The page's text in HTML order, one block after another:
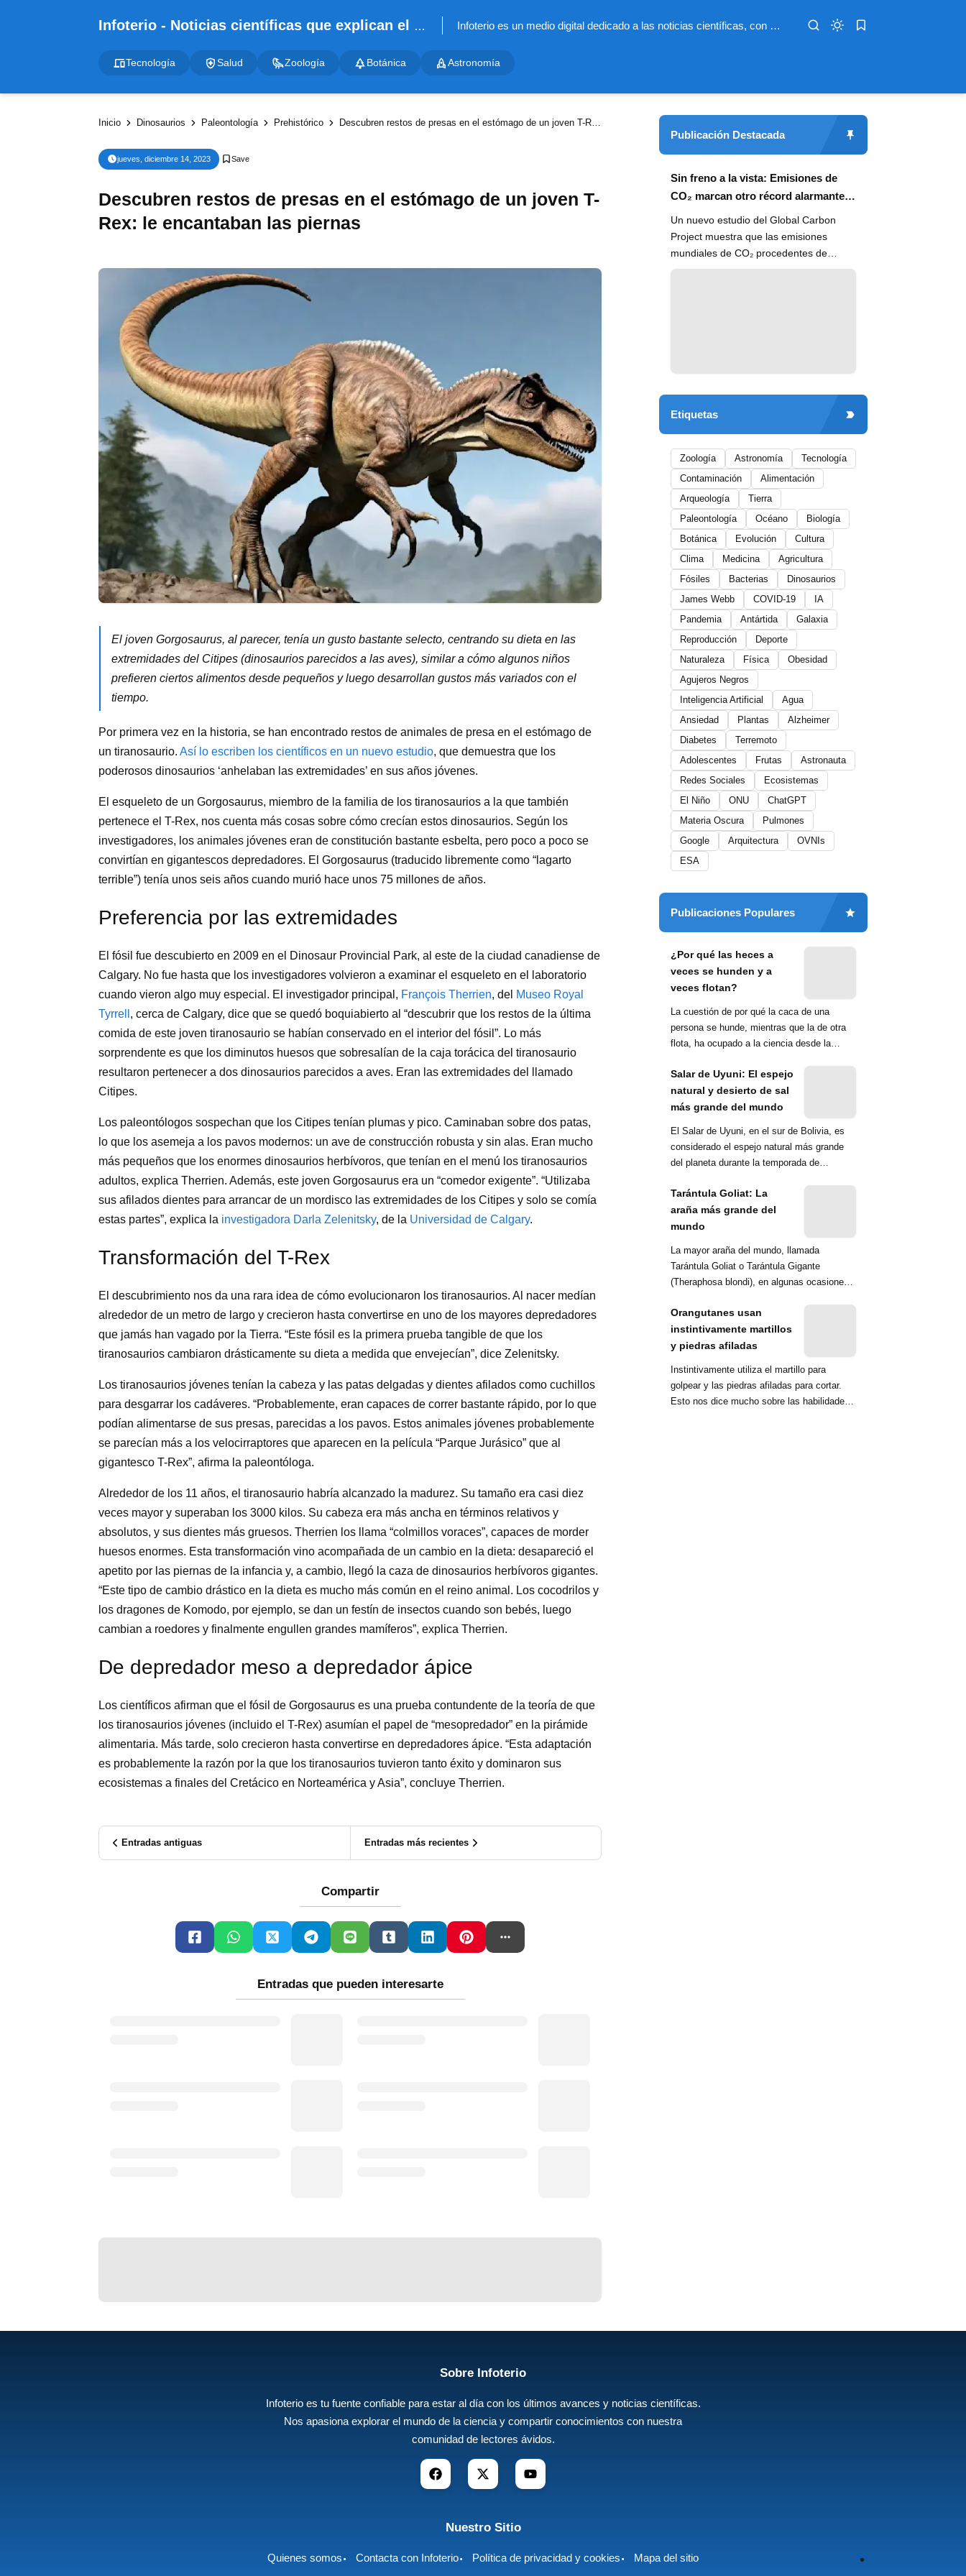
Infoterio - Noticias científicas que explican el mundo Infoterio es un medio digital dedicado a las noticias científicas, con artículos extensos y bien documentados sobre salud, medioambiente, tecnología, espacio, psicología, evolución y más. Nuestro objetivo es hacer accesible el conocimiento científico a lectores de habla hispana en todo el mundo, con información actualizada, fuentes confiables y explicaciones claras que conectan la ciencia con la vida cotidiana.
Tecnología Salud Zoología Botánica Astronomía
Inicio Dinosaurios Paleontología Prehistórico Descubren restos de presas en el estómago de un joven T-Rex: le encantaban las piernas
jueves, diciembre 14, 2023
Descubren restos de presas en el estómago de un joven T-
Rex: le encantaban las piernas
El joven Gorgosaurus, al parecer, tenía un gusto bastante selecto, centrando su dieta en las
extremidades del Citipes (dinosaurios parecidos a las aves), similar a cómo algunos niños
prefieren ciertos alimentos desde pequeños y luego desarrollan gustos más variados con el
tiempo.
Por primera vez en la historia, se han encontrado restos de animales de presa en el estómago de
un tiranosaurio. Así lo escriben los científicos en un nuevo estudio, que demuestra que los
poderosos dinosaurios ‘anhelaban las extremidades’ en sus años jóvenes.
El esqueleto de un Gorgosaurus, miembro de la familia de los tiranosaurios a la que también
pertenece el T-Rex, nos cuenta más cosas sobre cómo crecían estos dinosaurios. Según los
investigadores, los animales jóvenes eran de constitución bastante esbelta, pero poco a poco se
convirtían en gigantescos depredadores. El Gorgosaurus (traducido libremente como “lagarto
terrible”) tenía unos seis años cuando murió hace unos 75 millones de años.
Preferencia por las extremidades
El fósil fue descubierto en 2009 en el Dinosaur Provincial Park, al este de la ciudad canadiense de
Calgary. No fue hasta que los investigadores volvieron a examinar el esqueleto en el laboratorio
cuando vieron algo muy especial. El investigador principal, François Therrien, del Museo Royal
Tyrrell , cerca de Calgary, dice que se quedó boquiabierto al “descubrir que los restos de la última
comida de este joven tiranosaurio se habían conservado en el interior del fósil”. Lo más
sorprendente es que los diminutos huesos que sobresalían de la caja torácica del tiranosaurio
resultaron pertenecer a dos dinosaurios parecidos a aves. Eran las extremidades del llamado
Citipes.
Los paleontólogos sospechan que los Citipes tenían plumas y pico. Caminaban sobre dos patas,
lo que los asemeja a los pavos modernos: un ave de construcción robusta y sin alas. Eran mucho
más pequeños que los enormes dinosaurios herbívoros, que tenían en el menú los tiranosaurios
adultos, explica Therrien. Además, este joven Gorgosaurus era un “comedor exigente”. “Utilizaba
sus afilados dientes para arrancar de un mordisco las extremidades de los Citipes y solo se comía
estas partes”, explica la investigadora Darla Zelenitsky, de la Universidad de Calgary.
Transformación del T-Rex
El descubrimiento nos da una rara idea de cómo evolucionaron los tiranosaurios. Al nacer medían
alrededor de un metro de largo y crecieron hasta convertirse en uno de los mayores depredadores
que jamás han vagado por la Tierra. “Este fósil es la primera prueba tangible de que los
tiranosaurios cambiaron drásticamente su dieta a medida que envejecían”, dice Zelenitsky.
Los tiranosaurios jóvenes tenían la cabeza y las patas delgadas y dientes afilados como cuchillos
para desgarrar los cadáveres. “Probablemente, eran capaces de correr bastante rápido, por lo que
podían alimentarse de sus presas, parecidas a los pavos. Estos animales jóvenes probablemente
se parecían más a los velocirraptores que aparecen en la película “Parque Jurásico” que al
gigantesco T-Rex”, afirma la paleontóloga.
Alrededor de los 11 años, el tiranosaurio habría alcanzado la madurez. Su tamaño era casi diez
veces mayor y superaban los 3000 kilos. Su cabeza era más ancha en términos relativos y
absolutos, y sus dientes más gruesos. Therrien los llama “colmillos voraces”, capaces de morder
huesos enormes. Esta transformación vino acompañada de un cambio en la dieta: desapareció el
apetito por las piernas de la infancia y, a cambio, llegó la caza de dinosaurios herbívoros gigantes.
“Este tipo de cambio drástico en la dieta es mucho más común en el reino animal. Los cocodrilos y
los dragones de Komodo, por ejemplo, se dan un festín de insectos cuando son bebés, luego
cambian a roedores y finalmente engullen grandes mamíferos”, explica Therrien.
De depredador meso a depredador ápice
Los científicos afirman que el fósil de Gorgosaurus es una prueba contundente de la teoría de que
los tiranosaurios jóvenes (incluido el T-Rex) asumían el papel de “mesopredador” en la pirámide
alimentaria. Más tarde, solo crecieron hasta convertirse en depredadores ápice. “Esta adaptación
es probablemente la razón por la que los tiranosaurios tuvieron tanto éxito y dominaron sus
ecosistemas a finales del Cretácico en Norteamérica y Asia”, concluye Therrien.
Entradas antiguas Entradas más recientes
Compartir
Entradas que pueden interesarte
Publicación Destacada
Sin freno a la vista: Emisiones de
CO₂ marcan otro récord alarmante
en 2024
Un nuevo estudio del Global Carbon
Project muestra que las emisiones
mundiales de CO₂ procedentes de
combustibles fósiles han alcanzado un
Etiquetas
Zoología Astronomía
Tecnología
Contaminación
Alimentación
Arqueología
Tierra
Paleontología
Océano
Biología
Botánica
Evolución
Cultura
Clima
Medicina
Agricultura
Fósiles
Bacterias
Dinosaurios
James Webb
COVID-19
IA
Pandemia
Antártida
Galaxia
Reproducción
Deporte
Naturaleza
Física
Obesidad
Agujeros Negros
Inteligencia Artificial
Agua
Ansiedad
Plantas
Alzheimer
Diabetes
Terremoto
Adolescentes
Frutas
Astronauta
Redes Sociales
Ecosistemas
El Niño
ONU
ChatGPT
Materia Oscura
Pulmones
Google
Arquitectura
OVNIs
ESA
Publicaciones Populares
¿Por qué las heces a
veces se hunden y a
veces flotan?
La cuestión de por qué la caca de una
persona se hunde, mientras que la de otra
flota, ha ocupado a la ciencia desde la
Salar de Uyuni: El espejo
natural y desierto de sal
más grande del mundo
El Salar de Uyuni, en el sur de Bolivia, es
considerado el espejo natural más grande
del planeta durante la temporada de
Tarántula Goliat: La
araña más grande del
mundo
La mayor araña del mundo, llamada
Tarántula Goliat o Tarántula Gigante
(Theraphosa blondi), en algunas ocasiones
Orangutanes usan
instintivamente martillos
y piedras afiladas
Instintivamente utiliza el martillo para
golpear y las piedras afiladas para cortar.
Esto nos dice mucho sobre las habilidades
Sobre Infoterio
Infoterio es tu fuente confiable para estar al día con los últimos avances y noticias científicas.
Nos apasiona explorar el mundo de la ciencia y compartir conocimientos con nuestra
comunidad de lectores ávidos.
Nuestro Sitio
Quienes somos Contacta con Infoterio Política de privacidad y cookies Mapa del sitio